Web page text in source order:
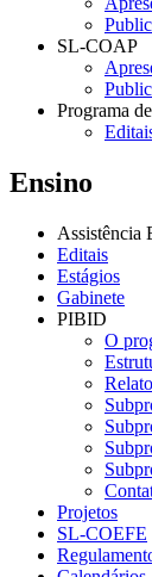
SL-COAP
Programa
Ensino
Assistência
Editais
Estágios
Gabinete
PIBID
O
Projetos
SL-COEFE